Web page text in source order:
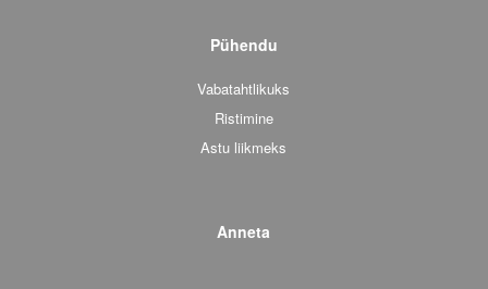
Pühendu
Vabatahtlikuks
Ristimine
Astu liikmeks
Anneta